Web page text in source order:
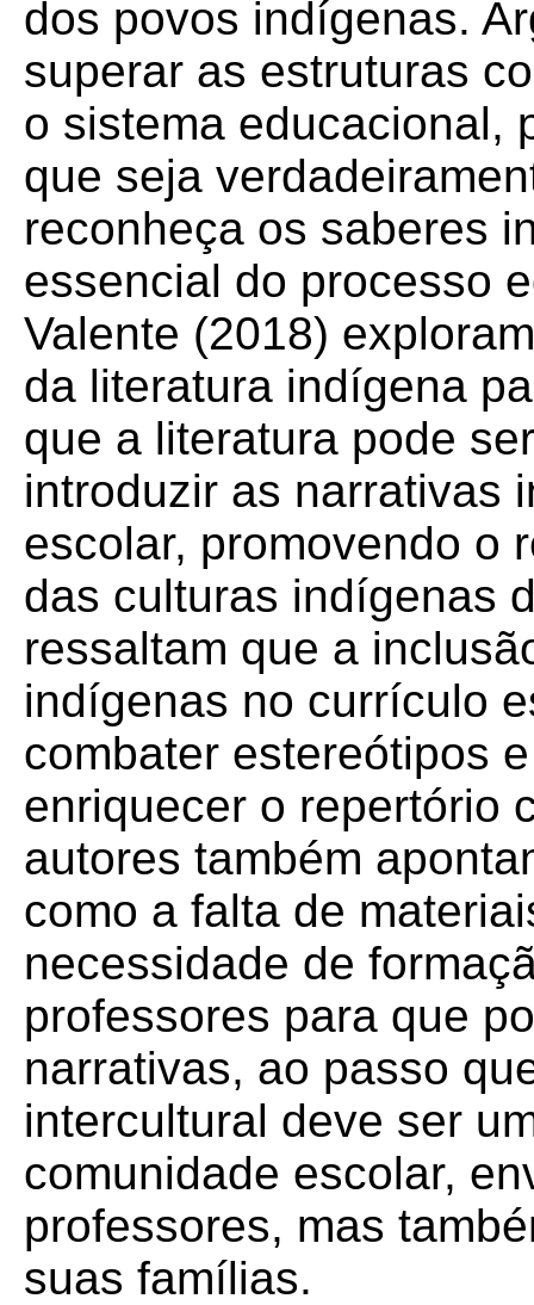
dos povos indígenas.
superar as estruturas
o sistema educacional,
que seja
reconheça os saberes
essencial do processo
Valente (2018)
da literatura indígena
que a literatura pode
introduzir as narrativas
escolar, promovendo o
das culturas indígenas
ressaltam que a
indígenas no currículo
combater estereótipos
enriquecer o repertório
autores também
como a falta de
necessidade de
professores para que
narrativas, ao passo
intercultural deve ser
comunidade escolar,
professores, mas
suas famílias.